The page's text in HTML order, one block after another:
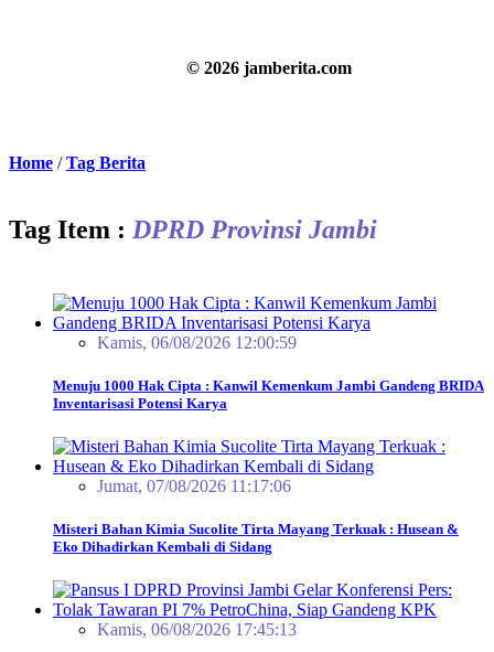
© 2026 jamberita.com
Home /Tag Berita
Tag Item : DPRD Provinsi Jambi
Kamis, 06/08/2026 12:00:59
Menuju 1000 Hak Cipta : Kanwil Kemenkum Jambi Gandeng BRIDA
Inventarisasi Potensi Karya
Jumat, 07/08/2026 11:17:06
Misteri Bahan Kimia Sucolite Tirta Mayang Terkuak : Husean &
Eko Dihadirkan Kembali di Sidang
Kamis, 06/08/2026 17:45:13